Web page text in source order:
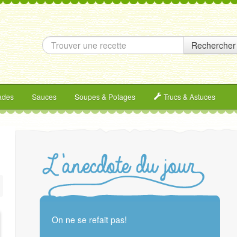
Rechercher
Sauces Soupes & Potages Trucs & Astuces
On ne se refait pas!